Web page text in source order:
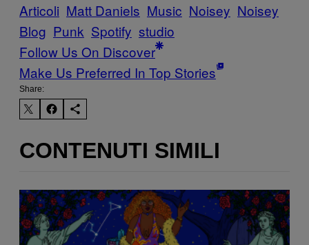
Articoli Matt Daniels Music Noisey Noisey
Blog Punk Spotify studio
Follow Us On Discover
Make Us Preferred In Top Stories
Share:
CONTENUTI SIMILI